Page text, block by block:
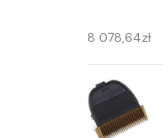
8 078,64zł